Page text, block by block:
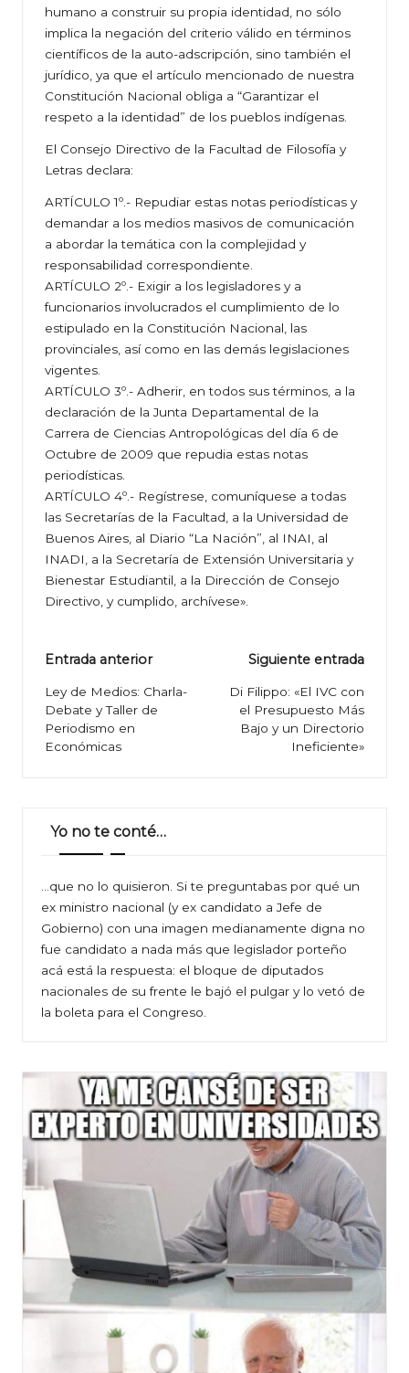
humano a construir su propia identidad, no sólo
implica la negación del criterio válido en términos
científicos de la auto-adscripción, sino también el
jurídico, ya que el artículo mencionado de nuestra
Constitución Nacional obliga a “Garantizar el
respeto a la identidad” de los pueblos indígenas.
El Consejo Directivo de la Facultad de Filosofía y
Letras declara:
ARTÍCULO 1º.- Repudiar estas notas periodísticas y
demandar a los medios masivos de comunicación
a abordar la temática con la complejidad y
responsabilidad correspondiente.
ARTÍCULO 2º.- Exigir a los legisladores y a
funcionarios involucrados el cumplimiento de lo
estipulado en la Constitución Nacional, las
provinciales, así como en las demás legislaciones
vigentes.
ARTÍCULO 3º.- Adherir, en todos sus términos, a la
declaración de la Junta Departamental de la
Carrera de Ciencias Antropológicas del día 6 de
Octubre de 2009 que repudia estas notas
periodísticas.
ARTÍCULO 4º.- Regístrese, comuníquese a todas
las Secretarías de la Facultad, a la Universidad de
Buenos Aires, al Diario “La Nación”, al INAI, al
INADI, a la Secretaría de Extensión Universitaria y
Bienestar Estudiantil, a la Dirección de Consejo
Directivo, y cumplido, archívese».
Navegación
de
entradas
Entrada anterior
Ley de Medios: Charla-
Debate y Taller de
Periodismo en
Económicas
Siguiente entrada
Di Filippo: «El IVC con
el Presupuesto Más
Bajo y un Directorio
Ineficiente»
Yo no te conté…
…que no lo quisieron. Si te preguntabas por qué un
ex ministro nacional (y ex candidato a Jefe de
Gobierno) con una imagen medianamente digna no
fue candidato a nada más que legislador porteño
acá está la respuesta: el bloque de diputados
nacionales de su frente le bajó el pulgar y lo vetó de
la boleta para el Congreso.